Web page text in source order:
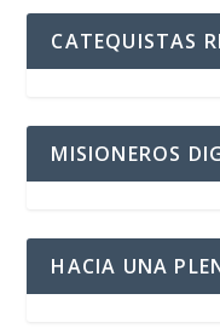
CATEQUISTAS
MISIONEROS
HACIA UNA